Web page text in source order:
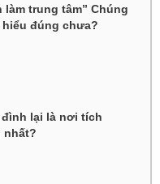
làm trung tâm” Chúng
đúng chưa?
đình lại là nơi tích
nhất?